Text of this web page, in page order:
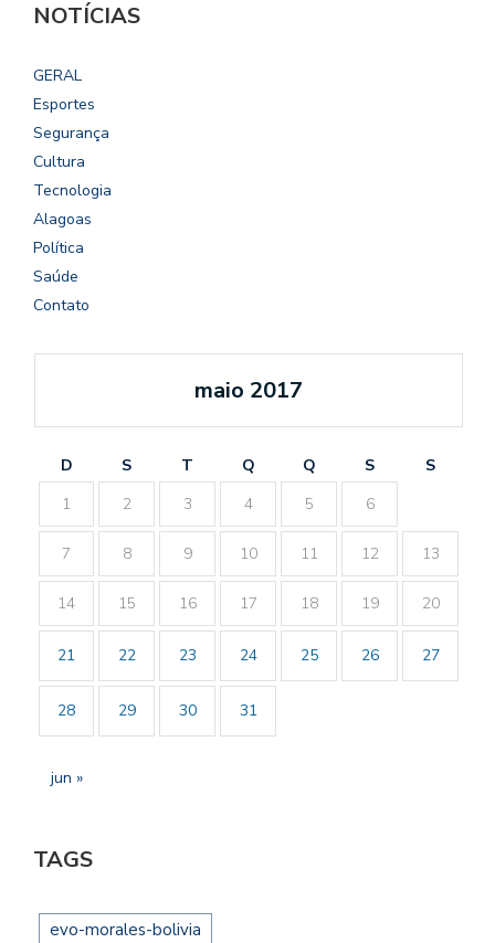
NOTÍCIAS
GERAL
Esportes
Segurança
Cultura
Tecnologia
Alagoas
Política
Saúde
Contato
maio 2017
D S T Q Q S
S
1
2 3 4 5 6
7 8 9 10 11 12 13
14 15 16 17 18 19 20
21 22 23 24 25 26 27
28 29 30 31
jun »
TAGS
evo-morales-bolivia